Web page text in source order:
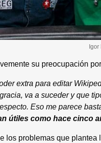
su preocupación
extra para editar
va a suceder y que
Eso me parece
útiles como hace cinco
los problemas que